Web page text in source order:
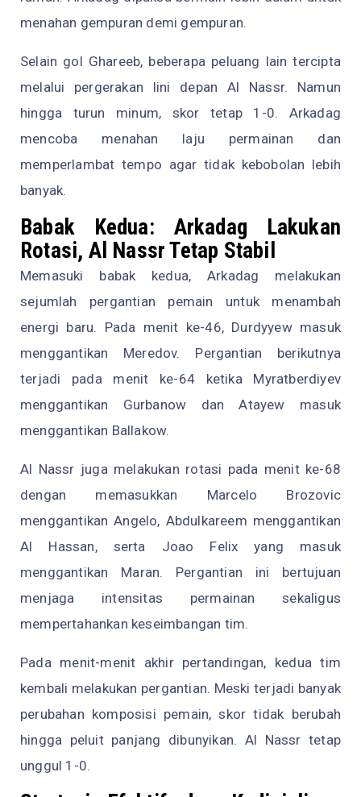
menahan gempuran demi gempuran.
Selain gol Ghareeb, beberapa peluang lain tercipta
melalui pergerakan lini depan Al Nassr. Namun
hingga turun minum, skor tetap 1-0. Arkadag
mencoba menahan laju permainan dan
memperlambat tempo agar tidak kebobolan lebih
banyak.
Babak Kedua: Arkadag Lakukan
Rotasi, Al Nassr Tetap Stabil
Memasuki babak kedua, Arkadag melakukan
sejumlah pergantian pemain untuk menambah
energi baru. Pada menit ke-46, Durdyyew masuk
menggantikan Meredov. Pergantian berikutnya
terjadi pada menit ke-64 ketika Myratberdiyev
menggantikan Gurbanow dan Atayew masuk
menggantikan Ballakow.
Al Nassr juga melakukan rotasi pada menit ke-68
dengan memasukkan Marcelo Brozovic
menggantikan Angelo, Abdulkareem menggantikan
Al Hassan, serta Joao Felix yang masuk
menggantikan Maran. Pergantian ini bertujuan
menjaga intensitas permainan sekaligus
mempertahankan keseimbangan tim.
Pada menit-menit akhir pertandingan, kedua tim
kembali melakukan pergantian. Meski terjadi banyak
perubahan komposisi pemain, skor tidak berubah
hingga peluit panjang dibunyikan. Al Nassr tetap
unggul 1-0.